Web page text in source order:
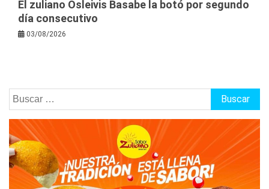
El zuliano Osleivis Basabe la botó por segundo
día consecutivo
03/08/2026
Buscar: